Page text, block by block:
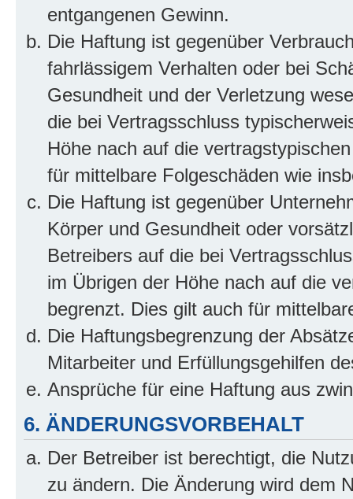
entgangenen Gewinn.
Die Haftung ist gegenüber
fahrlässigem Verhalten oder bei
Gesundheit und der Verletzung
die bei Vertragsschluss
Höhe nach auf die
für mittelbare Folgeschäden wie
Die Haftung ist gegenüber
Körper und Gesundheit oder
Betreibers auf die bei
im Übrigen der Höhe nach auf die
begrenzt. Dies gilt auch für
Die Haftungsbegrenzung der
Mitarbeiter und Erfüllungsgehilfen
Ansprüche für eine Haftung aus
6. ÄNDERUNGSVORBEHALT
Der Betreiber ist berechtigt, die
zu ändern. Die Änderung wird dem